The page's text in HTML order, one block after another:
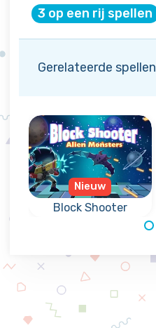
3 op een rij spellen
Gerelateerde spellen
Block Shooter
Nieuw
Schiet blokken
omhoog en maak
combinaties van
3 of meer
dezelfde alien